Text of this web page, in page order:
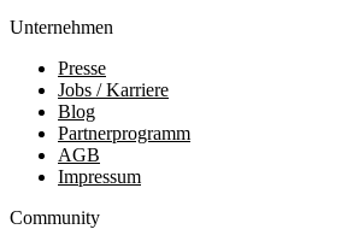
Unternehmen
Presse
Jobs / Karriere
Blog
Partnerprogramm
AGB
Impressum
Community